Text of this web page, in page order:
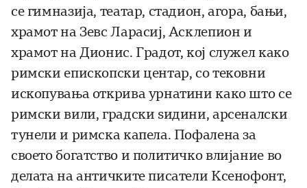
се гимназија, театар, стадион, агора, бањи,
храмот на Зевс Ларасиј, Асклепион и
храмот на Дионис. Градот, кој служел како
римски епископски центар, со тековни
ископувања открива урнатини како што се
римски вили, градски ѕидини, арсеналски
тунели и римска капела. Пофалена за
своето богатство и политичко влијание во
делата на античките писатели Ксенофонт,